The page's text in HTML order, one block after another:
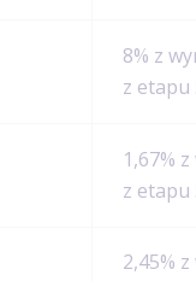
8% z
z etapu
1,67%
z etapu
2,45%